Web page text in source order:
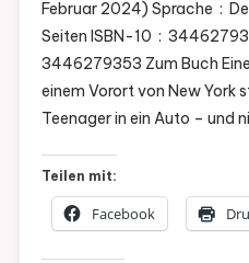
Februar 2024) Sprache ‏ : ‎ Deutsch Hardcover ‏ : ‎ 288
Seiten ISBN-10 ‏ : ‎ 3446279350 ISBN-13 ‏ : ‎ 978-
3446279353 Zum Buch
einem Vorort von New York
Teenager in ein Auto – und
Teilen mit:
Facebook